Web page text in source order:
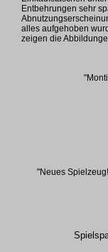
Entbehrungen sehr
alles aufgehoben
zeigen die
"Neues